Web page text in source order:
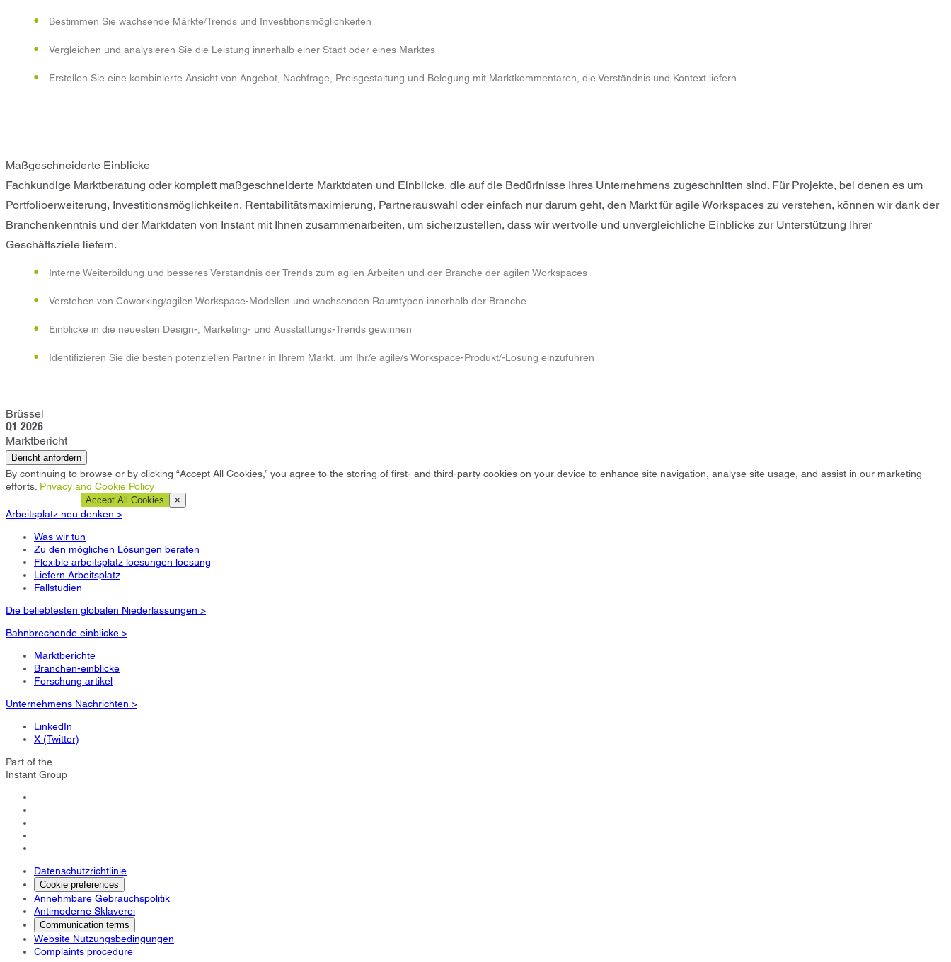
Bestimmen Sie wachsende Märkte/Trends und Investitionsmöglichkeiten
Vergleichen und analysieren Sie die Leistung innerhalb einer Stadt oder eines Marktes
Erstellen Sie eine kombinierte Ansicht von Angebot, Nachfrage, Preisgestaltung und Belegung mit Marktkommentaren, die Verständnis und Kontext liefern
Maßgeschneiderte Einblicke
Fachkundige Marktberatung oder komplett maßgeschneiderte Marktdaten und Einblicke, die auf die Bedürfnisse Ihres Unternehmens zugeschnitten sind. Für Projekte, bei denen es um
Portfolioerweiterung, Investitionsmöglichkeiten, Rentabilitätsmaximierung, Partnerauswahl oder einfach nur darum geht, den Markt für agile Workspaces zu verstehen, können wir dank der
Branchenkenntnis und der Marktdaten von Instant mit Ihnen zusammenarbeiten, um sicherzustellen, dass wir wertvolle und unvergleichliche Einblicke zur Unterstützung Ihrer
Geschäftsziele liefern.
Interne Weiterbildung und besseres Verständnis der Trends zum agilen Arbeiten und der Branche der agilen Workspaces
Verstehen von Coworking/agilen Workspace-Modellen und wachsenden Raumtypen innerhalb der Branche
Einblicke in die neuesten Design-, Marketing- und Ausstattungs-Trends gewinnen
Identifizieren Sie die besten potenziellen Partner in Ihrem Markt, um Ihr/e agile/s Workspace-Produkt/-Lösung einzuführen
Brüssel
Q1 2026
Marktbericht
Bericht anfordern
By continuing to browse or by clicking “Accept All Cookies,” you agree to the storing of first- and third-party cookies on your device to enhance site navigation, analyse site usage, and assist in our marketing
efforts. Privacy and Cookie Policy
Accept All Cookies ×
Arbeitsplatz neu denken >
Was wir tun
Zu den möglichen Lösungen beraten
Flexible arbeitsplatz loesungen loesung
Liefern Arbeitsplatz
Fallstudien
Die beliebtesten globalen Niederlassungen >
Bahnbrechende einblicke >
Marktberichte
Branchen-einblicke
Forschung artikel
Unternehmens Nachrichten >
LinkedIn
X (Twitter)
Part of the
Instant Group
Datenschutzrichtlinie
Cookie preferences
Annehmbare Gebrauchspolitik
Antimoderne Sklaverei
Communication terms
Website Nutzungsbedingungen
Complaints procedure